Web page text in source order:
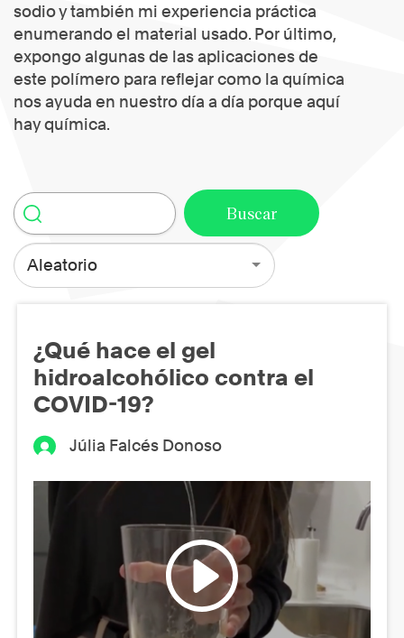
sodio y también mi experiencia práctica
enumerando el material usado. Por último,
expongo algunas de las aplicaciones de
este polímero para reflejar como la química
nos ayuda en nuestro día a día porque aquí
hay química.
Aleatorio
¿Qué hace el gel
hidroalcohólico contra el
COVID-19?
Júlia Falcés Donoso